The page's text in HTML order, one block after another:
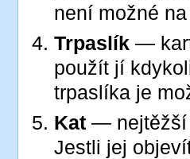
není možné
Trpaslík —
použít jí
trpaslíka je
Kat —
Jestli jej